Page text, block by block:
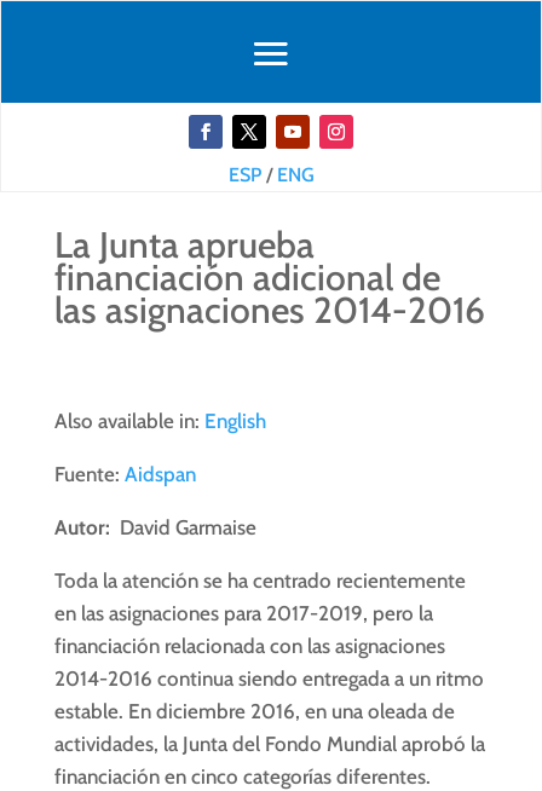
ESP/ ENG
La Junta aprueba
financiación adicional de
las asignaciones 2014-2016
Also available in: English
Fuente: Aidspan
Autor: David Garmaise
Toda la atención se ha centrado recientemente
en las asignaciones para 2017-2019, pero la
financiación relacionada con las asignaciones
2014-2016 continua siendo entregada a un ritmo
estable. En diciembre 2016, en una oleada de
actividades, la Junta del Fondo Mundial aprobó la
financiación en cinco categorías diferentes.